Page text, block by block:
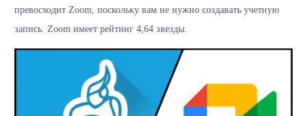
превосходит Zoom, поскольку вам не нужно создавать учетную
запись. Zoom имеет рейтинг 4,64 звезды.